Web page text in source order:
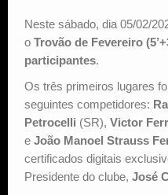
Estude Xadrez
Neste sábado, dia 05/02/
o Trovão de Fevereiro
participantes.
Os três primeiros lugares
seguintes competidores:
Petrocelli (SR), Victor
e João Manoel Strauss
certificados digitais
Presidente do clube, José